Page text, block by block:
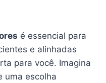
é essencial para
e alinhadas
para você. Imagina
uma escolha